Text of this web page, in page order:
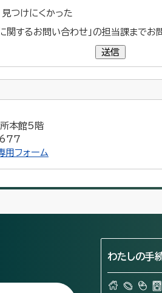
見つけにくかった
関するお問い合わせ」の担当課までお
送信
本館5階
用フォーム
わたしの手